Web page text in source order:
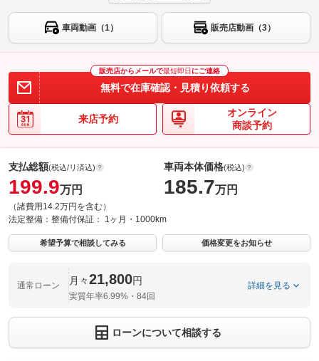
車両動画（1） 販売店動画（3）
販売店からメールで最短即日 にご連絡
無料で在庫確認・見積り依頼する
来店予約
オンライン
商談予約
支払総額(税込/リ済込)
199.9万円
（諸費用14.2万円を含む）
車両本体価格(税込)
185.7万円
法定整備： 整備付保証： 1ヶ月・1000km
希望予算で相談してみる 価格変更をお知らせ
通常ローン 月々21,800円
実質年率6.99%・84回
詳細を見る
ローンについて相談する